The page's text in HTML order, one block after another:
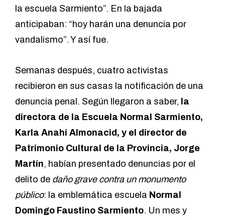
la escuela Sarmiento”. En la bajada
anticipaban: “hoy harán una denuncia por
vandalismo”. Y así fue.
Semanas después, cuatro activistas
recibieron en sus casas la notificación de una
denuncia penal. Según llegaron a saber, la
directora de la Escuela Normal Sarmiento,
Karla Anahí Almonacid, y el director de
Patrimonio Cultural de la Provincia, Jorge
Martín, habían presentado denuncias por el
delito de daño grave contra un monumento
público: la emblemática escuela Normal
Domingo Faustino Sarmiento. Un mes y